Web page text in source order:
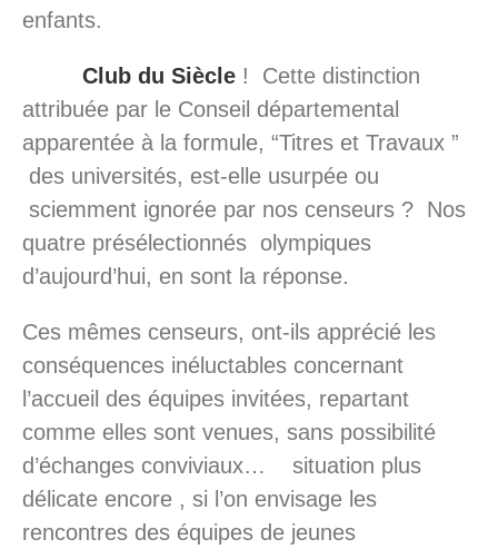
enfants.
Club du Siècle ! Cette distinction
attribuée par le Conseil départemental
apparentée à la formule, “Titres et Travaux ”
des universités, est-elle usurpée ou
sciemment ignorée par nos censeurs ? Nos
quatre présélectionnés olympiques
d’aujourd’hui, en sont la réponse.
Ces mêmes censeurs, ont-ils apprécié les
conséquences inéluctables concernant
l’accueil des équipes invitées, repartant
comme elles sont venues, sans possibilité
d’échanges conviviaux… situation plus
délicate encore , si l’on envisage les
rencontres des équipes de jeunes